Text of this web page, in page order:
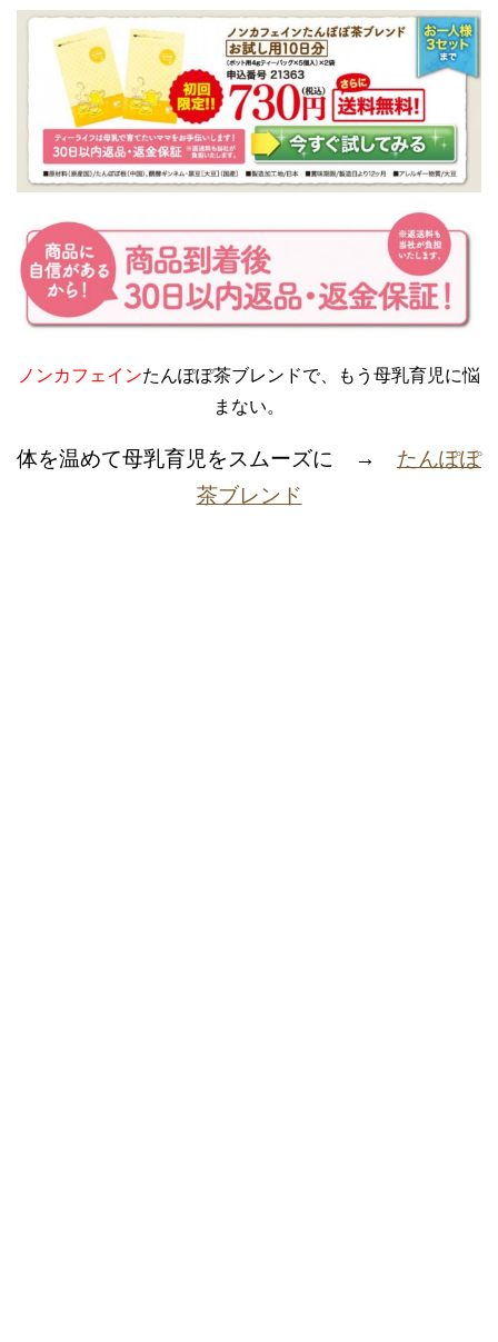
ノンカフェインたんぽぽ茶ブレンドで、もう母乳育児に悩
まない。
体を温めて母乳育児をスムーズに → たんぽぽ
茶ブレンド